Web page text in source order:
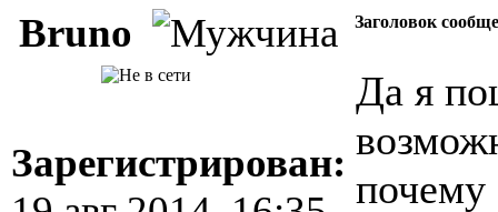
Bruno Заголовок
Зарегистрирован:
Да я
почему